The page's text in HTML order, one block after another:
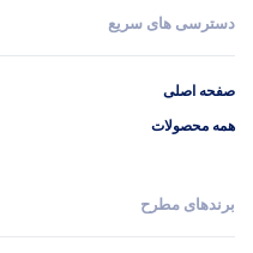
دسترسی های سریع
صفحه اصلی
همه محصولات
برندهای مطرح